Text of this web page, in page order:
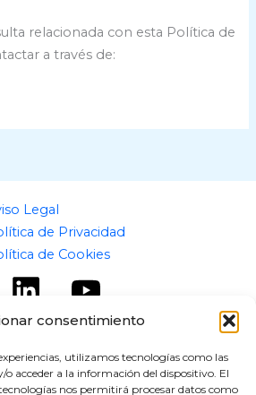
consentimiento
utilizamos tecnologías como las
acceder a la información del dispositivo. El
nos permitirá procesar datos como
relacionada con esta Política de
a través de:
Legal
de Privacidad
de Cookies
© 2026 flipaz.es